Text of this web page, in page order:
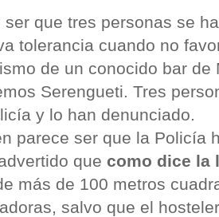
ser que tres personas se
tolerancia cuando no
de un conocido bar de
Serengueti. Tres
y lo han denunciado.
parece ser que la Policía
que como dice la
más de 100 metros
salvo que el